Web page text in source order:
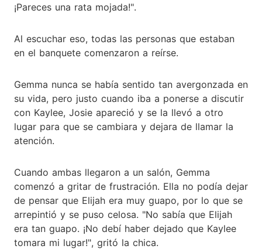
¡Pareces una rata mojada!".
Al escuchar eso, todas las personas que estaban
en el banquete comenzaron a reírse.
Gemma nunca se había sentido tan avergonzada en
su vida, pero justo cuando iba a ponerse a discutir
con Kaylee, Josie apareció y se la llevó a otro
lugar para que se cambiara y dejara de llamar la
atención.
Cuando ambas llegaron a un salón, Gemma
comenzó a gritar de frustración. Ella no podía dejar
de pensar que Elijah era muy guapo, por lo que se
arrepintió y se puso celosa. "No sabía que Elijah
era tan guapo. ¡No debí haber dejado que Kaylee
tomara mi lugar!", gritó la chica.